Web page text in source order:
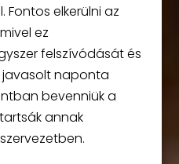
Fontos elkerülni az
ez
felszívódását és
javasolt naponta
bevenniük a
annak